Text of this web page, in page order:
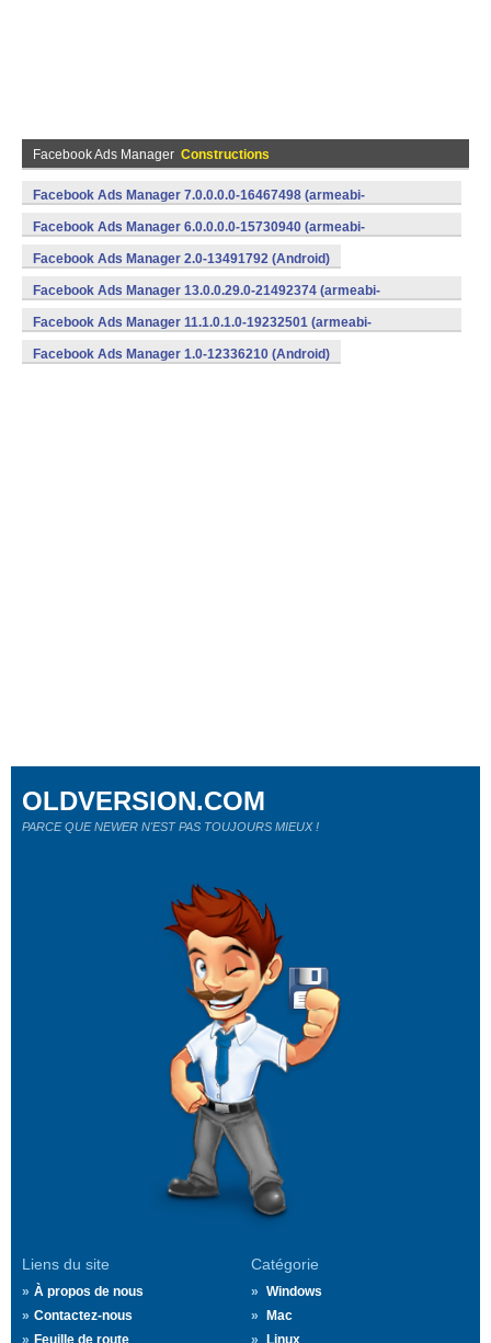
Facebook Ads Manager Constructions
Facebook Ads Manager 7.0.0.0.0-16467498 (armeabi-
v7a) (Android)
Facebook Ads Manager 6.0.0.0.0-15730940 (armeabi-
v7a) (Android)
Facebook Ads Manager 2.0-13491792 (Android)
Facebook Ads Manager 13.0.0.29.0-21492374 (armeabi-
v7a) (Android)
Facebook Ads Manager 11.1.0.1.0-19232501 (armeabi-
v7a) (Android)
Facebook Ads Manager 1.0-12336210 (Android)
Liens du site
À propos de nous
Contactez-nous
Feuille de route
Catégorie
Windows
Mac
Linux
OLDVERSION.COM
PARCE QUE NEWER N'EST PAS TOUJOURS MIEUX !